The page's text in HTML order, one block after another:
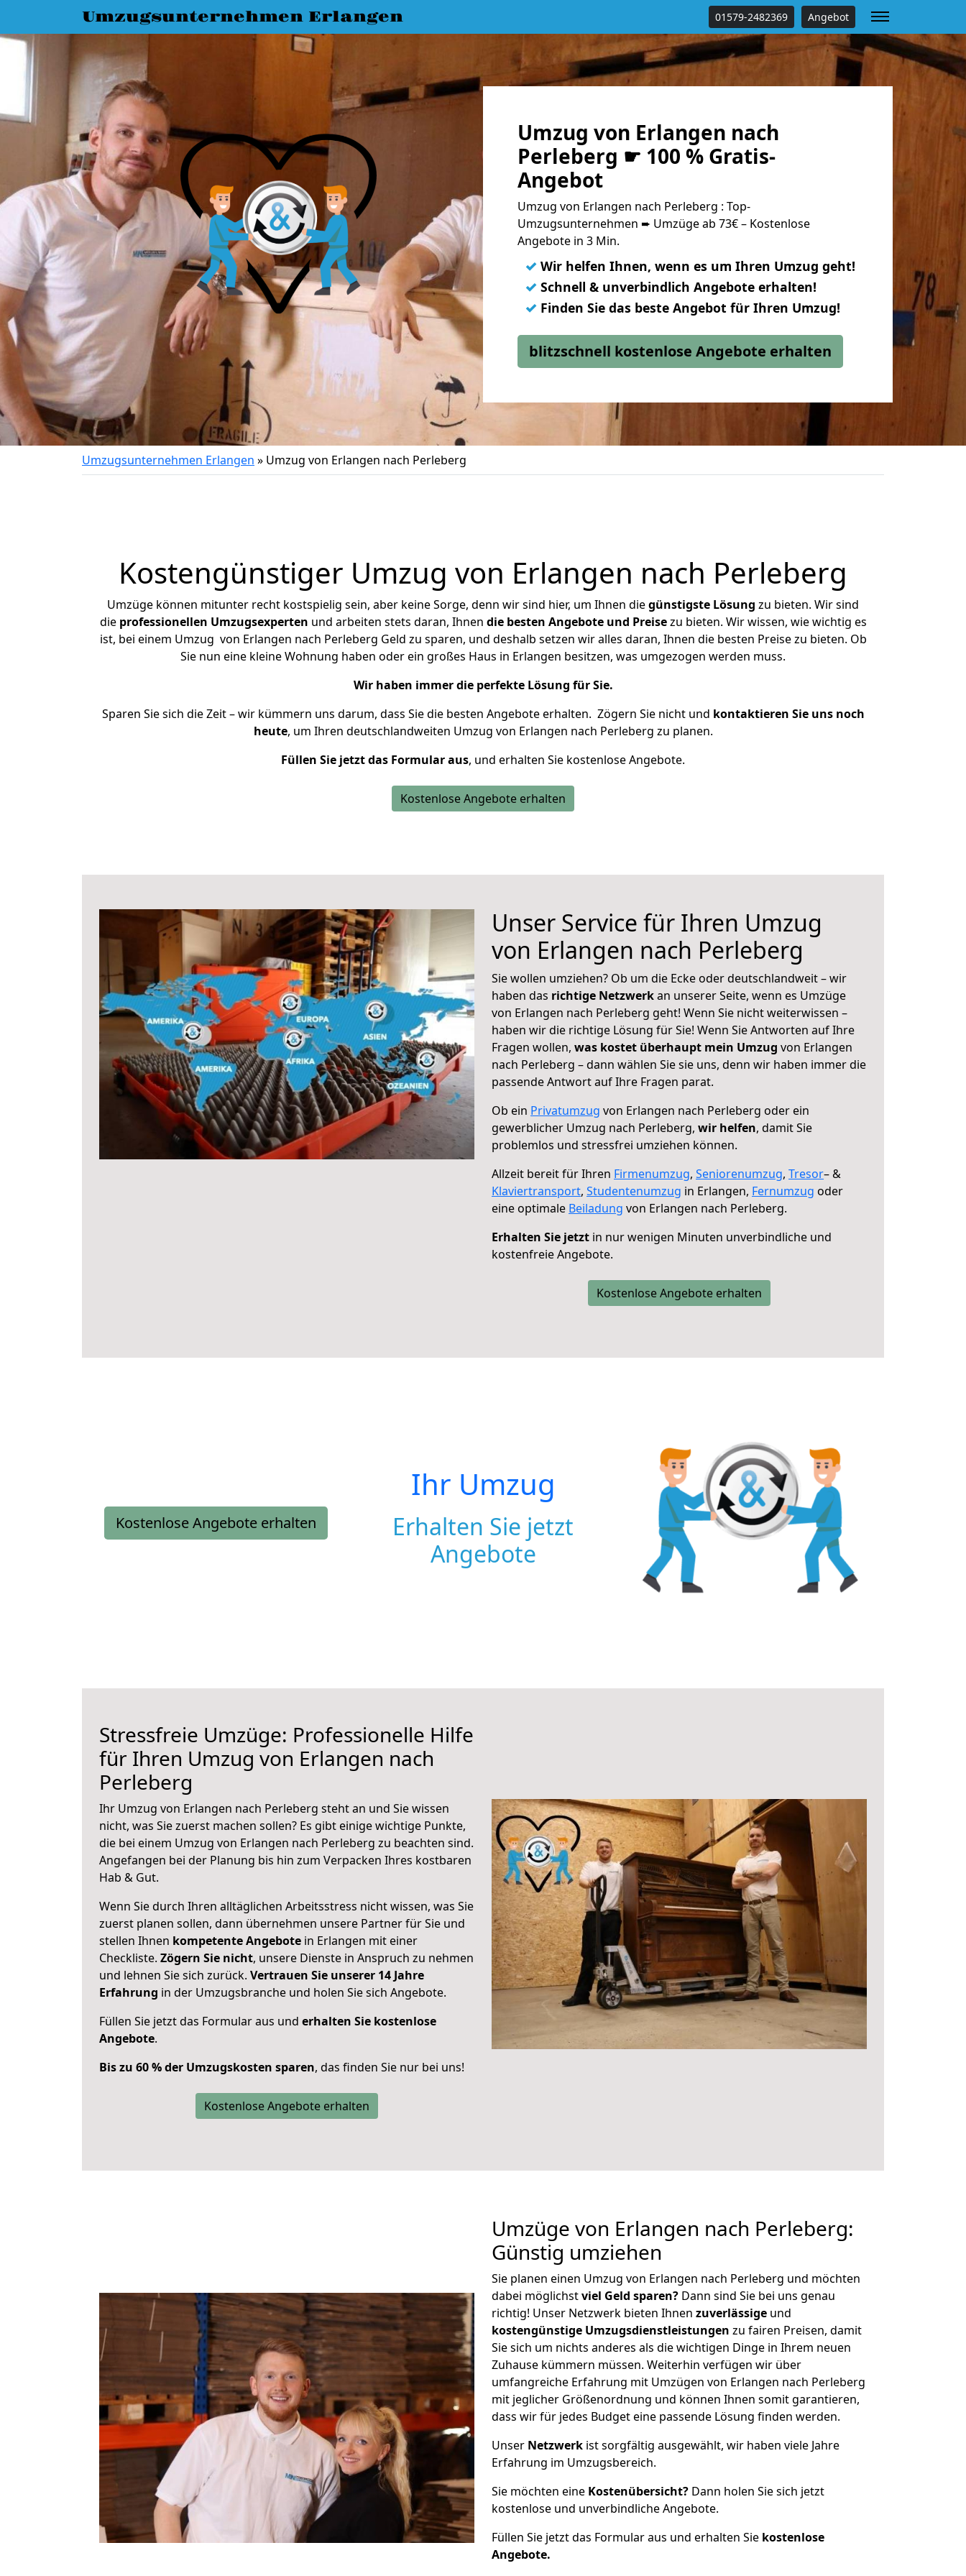
Umzugsunternehmen Erlangen 01579-2482369 Angebot
Umzug von Erlangen nach
Perleberg ☛ 100 % Gratis-
Angebot
Umzug von Erlangen nach Perleberg : Top-
Umzugsunternehmen ➨ Umzüge ab 73€ – Kostenlose
Angebote in 3 Min.
✓ Wir helfen Ihnen, wenn es um Ihren Umzug geht!
✓ Schnell & unverbindlich Angebote erhalten!
✓ Finden Sie das beste Angebot für Ihren Umzug!
blitzschnell kostenlose Angebote erhalten
Umzugsunternehmen Erlangen » Umzug von Erlangen nach Perleberg
Kostengünstiger Umzug von Erlangen nach Perleberg
Umzüge können mitunter recht kostspielig sein, aber keine Sorge, denn wir sind hier, um Ihnen diegünstigste Lösung zu bieten. Wir sind
die professionellen Umzugsexperten und arbeiten stets daran, Ihnen die besten Angebote und Preisezu bieten. Wir wissen, wie wichtig es
ist, bei einem Umzug von Erlangen nach Perleberg Geld zu sparen, und deshalb setzen wir alles daran, Ihnen die besten Preise zu bieten. Ob
Sie nun eine kleine Wohnung haben oder ein großes Haus in Erlangen besitzen, was umgezogen werden muss.
Wir haben immer die perfekte Lösung für Sie.
Sparen Sie sich die Zeit – wir kümmern uns darum, dass Sie die besten Angebote erhalten. Zögern Sie nicht und kontaktieren Sie uns noch
heute, um Ihren deutschlandweiten Umzug von Erlangen nach Perleberg zu planen.
Füllen Sie jetzt das Formular aus, und erhalten Sie kostenlose Angebote.
Kostenlose Angebote erhalten
Unser Service für Ihren Umzug
von Erlangen nach Perleberg
Sie wollen umziehen? Ob um die Ecke oder deutschlandweit – wir
haben das richtige Netzwerkan unserer Seite, wenn es Umzüge
von Erlangen nach Perleberg geht! Wenn Sie nicht weiterwissen –
haben wir die richtige Lösung für Sie! Wenn Sie Antworten auf Ihre
Fragen wollen, was kostet überhaupt mein Umzug von Erlangen
nach Perleberg – dann wählen Sie sie uns, denn wir haben immer die
passende Antwort auf Ihre Fragen parat.
Ob ein Privatumzug von Erlangen nach Perleberg oder ein
gewerblicher Umzug nach Perleberg, wir helfen, damit Sie
problemlos und stressfrei umziehen können.
Allzeit bereit für Ihren Firmenumzug, Seniorenumzug, Tresor– &
Klaviertransport, Studentenumzug in Erlangen, Fernumzug oder
eine optimale Beiladung von Erlangen nach Perleberg.
Erhalten Sie jetzt in nur wenigen Minuten unverbindliche und
kostenfreie Angebote.
Kostenlose Angebote erhalten
Kostenlose Angebote erhalten
Ihr Umzug
Erhalten Sie jetzt
Angebote
Stressfreie Umzüge: Professionelle Hilfe
für Ihren Umzug von Erlangen nach
Perleberg
Ihr Umzug von Erlangen nach Perleberg steht an und Sie wissen
nicht, was Sie zuerst machen sollen? Es gibt einige wichtige Punkte,
die bei einem Umzug von Erlangen nach Perleberg zu beachten sind.
Angefangen bei der Planung bis hin zum Verpacken Ihres kostbaren
Hab & Gut.
Wenn Sie durch Ihren alltäglichen Arbeitsstress nicht wissen, was Sie
zuerst planen sollen, dann übernehmen unsere Partner für Sie und
stellen Ihnen kompetente Angebote in Erlangen mit einer
Checkliste. Zögern Sie nicht, unsere Dienste in Anspruch zu nehmen
und lehnen Sie sich zurück. Vertrauen Sie unserer 14 Jahre
Erfahrung in der Umzugsbranche und holen Sie sich Angebote.
Füllen Sie jetzt das Formular aus und erhalten Sie kostenlose
Angebote.
Bis zu 60 % der Umzugskosten sparen, das finden Sie nur bei uns!
Kostenlose Angebote erhalten
Umzüge von Erlangen nach Perleberg:
Günstig umziehen
Sie planen einen Umzug von Erlangen nach Perleberg und möchten
dabei möglichstviel Geld sparen? Dann sind Sie bei uns genau
richtig! Unser Netzwerk bieten Ihnen zuverlässige und
kostengünstige Umzugsdienstleistungen zu fairen Preisen, damit
Sie sich um nichts anderes als die wichtigen Dinge in Ihrem neuen
Zuhause kümmern müssen. Weiterhin verfügen wir über
umfangreiche Erfahrung mit Umzügen von Erlangen nach Perleberg
mit jeglicher Größenordnung und können Ihnen somit garantieren,
dass wir für jedes Budget eine passende Lösung finden werden.
Unser Netzwerk ist sorgfältig ausgewählt, wir haben viele Jahre
Erfahrung im Umzugsbereich.
Sie möchten eine Kostenübersicht? Dann holen Sie sich jetzt
kostenlose und unverbindliche Angebote.
Füllen Sie jetzt das Formular aus und erhalten Sie kostenlose
Angebote.